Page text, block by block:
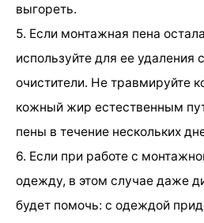
выгореть.
5. Если монтажная пена
используйте для ее удаления
очистители. Не травмируйте
кожный жир естественным
пены в течение нескольких
6. Если при работе с
одежду, в этом случае даже
будет помочь: с одеждой